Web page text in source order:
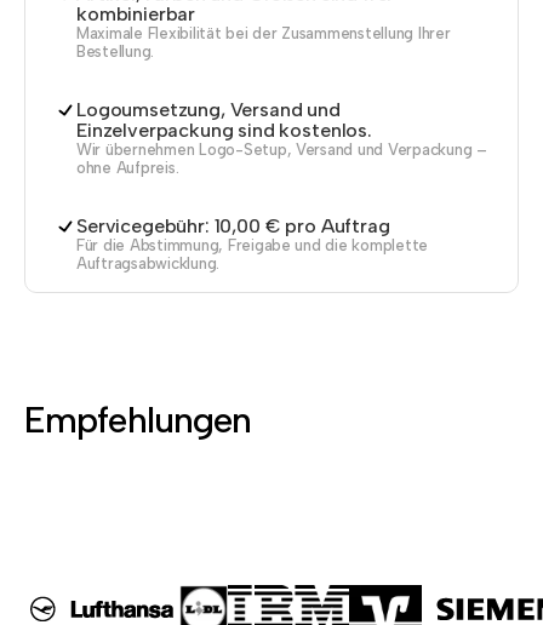
kombinierbar
Maximale Flexibilität bei der Zusammenstellung Ihrer
Bestellung.
Logoumsetzung, Versand und
Einzelverpackung sind kostenlos.
Wir übernehmen Logo-Setup, Versand und Verpackung –
ohne Aufpreis.
Servicegebühr: 10,00 € pro Auftrag
Für die Abstimmung, Freigabe und die komplette
Auftragsabwicklung.
Empfehlungen